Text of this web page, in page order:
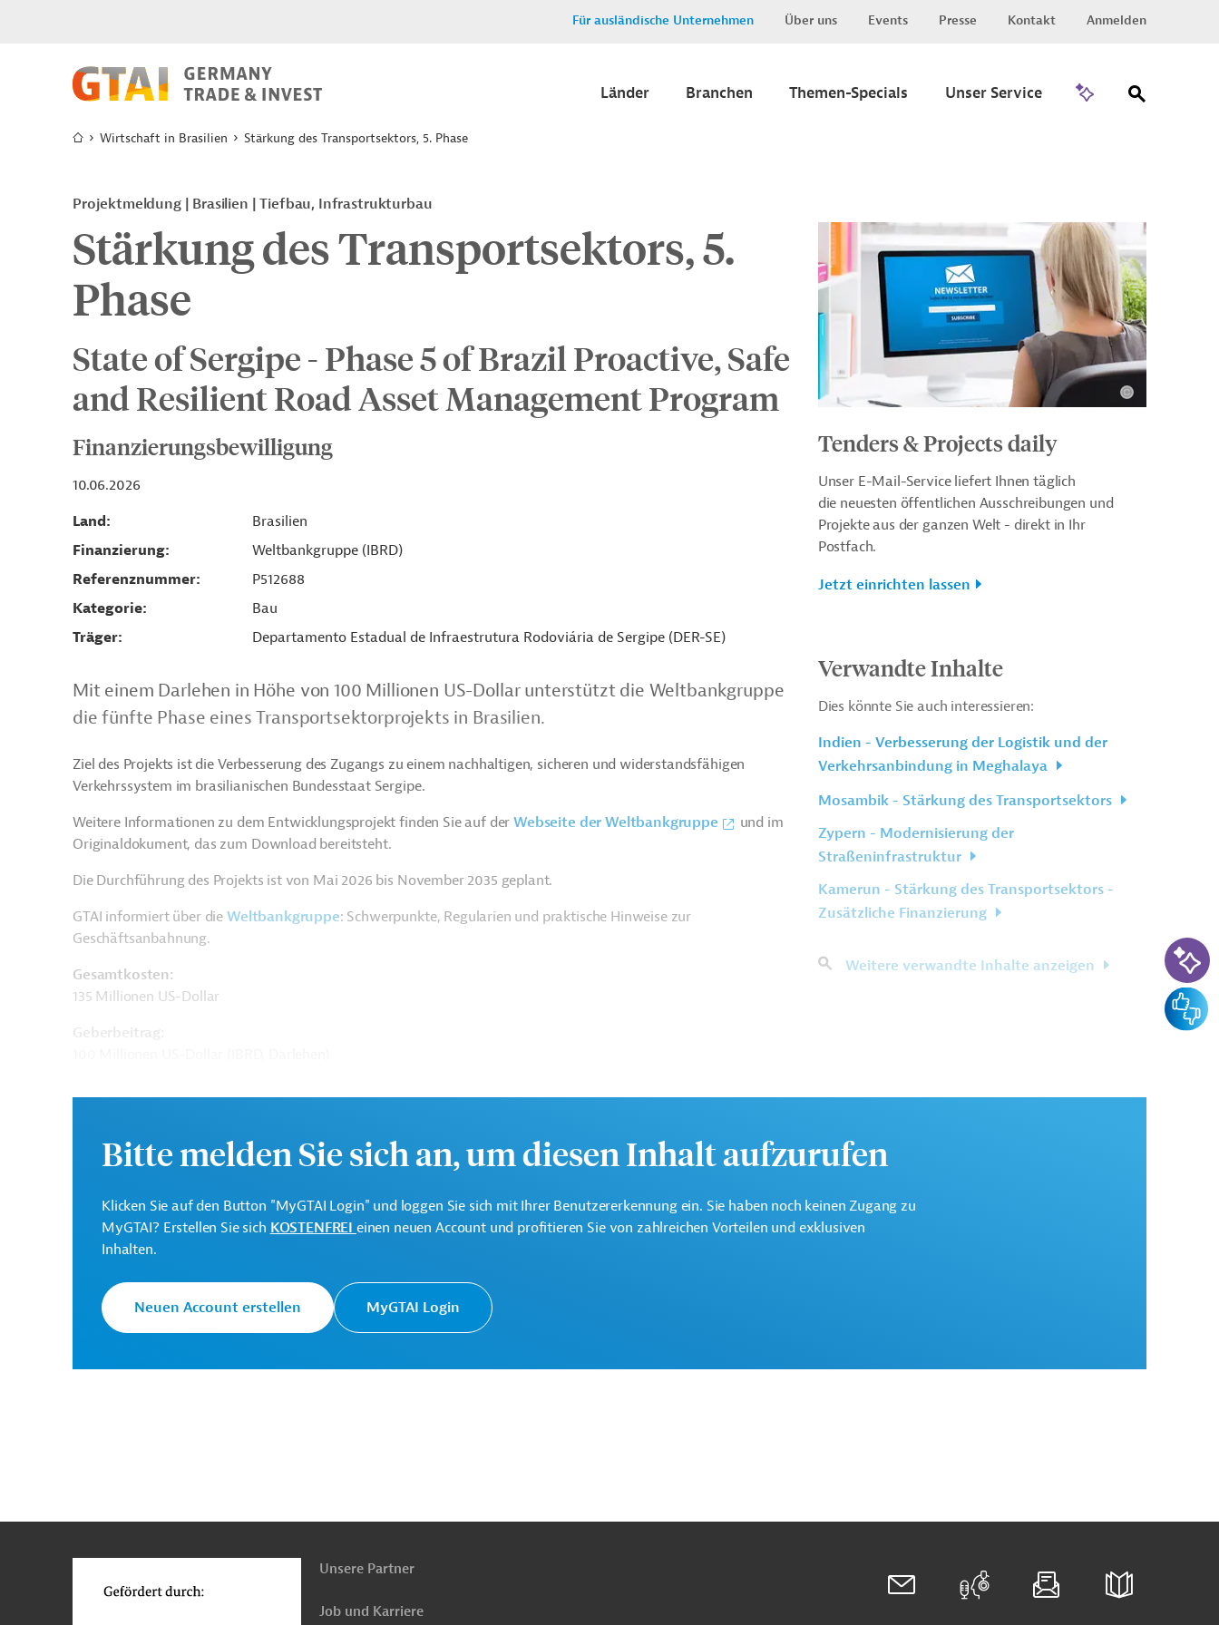
Für ausländische Unternehmen Über uns Events Presse Kontakt Anmelden
Länder Branchen Themen-Specials Unser Service
Wirtschaft in Brasilien Stärkung des Transportsektors, 5. Phase
Projektmeldung Brasilien Tiefbau, Infrastrukturbau
Stärkung des Transportsektors, 5.
Phase
State of Sergipe - Phase 5 of Brazil Proactive, Safe
and Resilient Road Asset Management Program
Finanzierungsbewilligung
10.06.2026
Land
Brasilien
Finanzierung
Weltbankgruppe (IBRD)
Referenznummer
P512688
Kategorie
Bau
Träger
Departamento Estadual de Infraestrutura Rodoviária de Sergipe (DER-SE)
Mit einem Darlehen in Höhe von 100 Millionen US-Dollar unterstützt die Weltbankgruppe
die fünfte Phase eines Transportsektorprojekts in Brasilien.
Ziel des Projekts ist die Verbesserung des Zugangs zu einem nachhaltigen, sicheren und widerstandsfähigen
Verkehrssystem im brasilianischen Bundesstaat Sergipe.
Weitere Informationen zu dem Entwicklungsprojekt finden Sie auf derWebseite der Weltbankgruppe
und im
Originaldokument, das zum Download bereitsteht.
Die Durchführung des Projekts ist von Mai 2026 bis November 2035 geplant.
GTAI informiert über die Weltbankgruppe: Schwerpunkte, Regularien und praktische Hinweise zur
Geschäftsanbahnung.
Gesamtkosten:
135 Millionen US-Dollar
Geberbeitrag:
Weltbank
Departamento Estadual de
Infraestrutura Rodoviária
Projektträger
Tenders & Projects daily
Unser E-Mail-Service liefert Ihnen täglich
die neuesten öffentlichen Ausschreibungen und
Projekte aus der ganzen Welt - direkt in Ihr
Postfach.
Jetzt einrichten lassen
Verwandte Inhalte
Dies könnte Sie auch interessieren:
Indien - Verbesserung der Logistik und der
Verkehrsanbindung in Meghalaya
Mosambik - Stärkung des Transportsektors
Zypern - Modernisierung der
Straßeninfrastruktur
Kamerun - Stärkung des Transportsektors -
Zusätzliche Finanzierung
Weitere verwandte Inhalte anzeigen
Bitte melden Sie sich an, um diesen Inhalt aufzurufen
Klicken Sie auf den Button "MyGTAI Login" und loggen Sie sich mit Ihrer Benutzererkennung ein. Sie haben noch keinen Zugang zu
MyGTAI? Erstellen Sie sich KOSTENFREI einen neuen Account und profitieren Sie von zahlreichen Vorteilen und exklusiven
Inhalten.
Neuen Account erstellen MyGTAI Login
oben
Unsere Partner
Job und Karriere
KI-